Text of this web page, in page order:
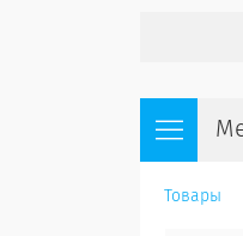
Товары